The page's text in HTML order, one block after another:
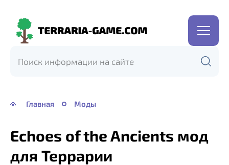
Terraria-
Главная Моды
Echoes of the Ancients мод
для Террарии